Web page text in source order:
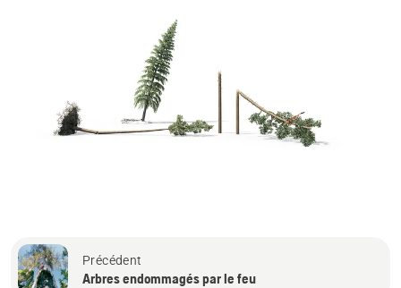
Précédent
Arbres endommagés par le feu